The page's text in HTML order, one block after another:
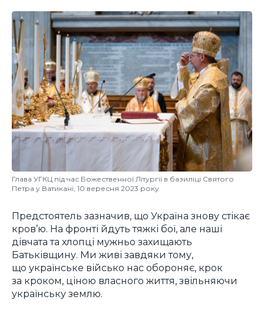
Глава УГКЦ під час Божественної Літургії в базиліці Святого
Петра у Ватикані, 10 вересня 2023 року
Предстоятель зазначив, що Україна знову стікає
кров’ю. На фронті йдуть тяжкі бої, але наші
дівчата та хлопці мужньо захищають
Батьківщину. Ми живі завдяки тому,
що українське військо нас обороняє, крок
за кроком, ціною власного життя, звільняючи
українську землю.